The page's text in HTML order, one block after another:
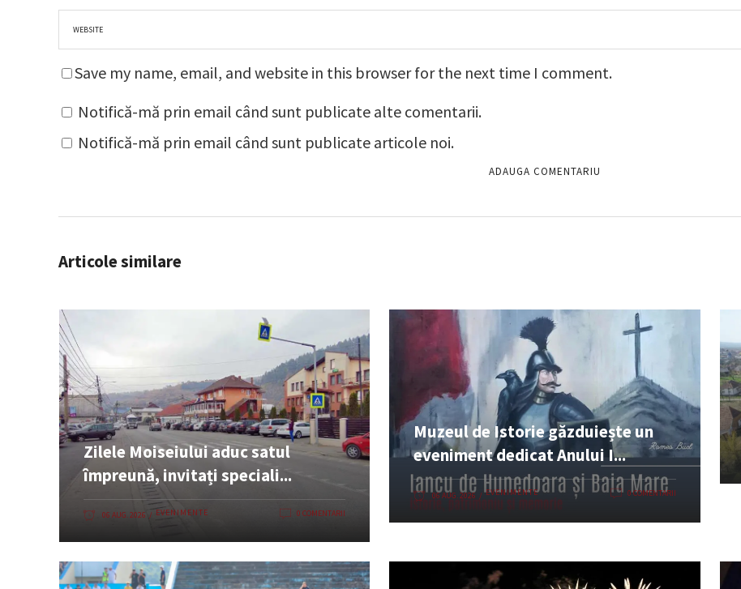
Save my name, email, and website in this browser for the next time I comment.
Notifică-mă prin email când sunt publicate alte comentarii.
Notifică-mă prin email când sunt publicate articole noi.
Articole similare
Zilele Moiseiului aduc satul
împreună, invitați speciali...
06 AUG. 2026 EVENIMENTE 0 COMENTARII
Muzeul de Istorie găzduiește un
eveniment dedicat Anului I...
06 AUG. 2026 EVENIMENTE 0 COMENTARII